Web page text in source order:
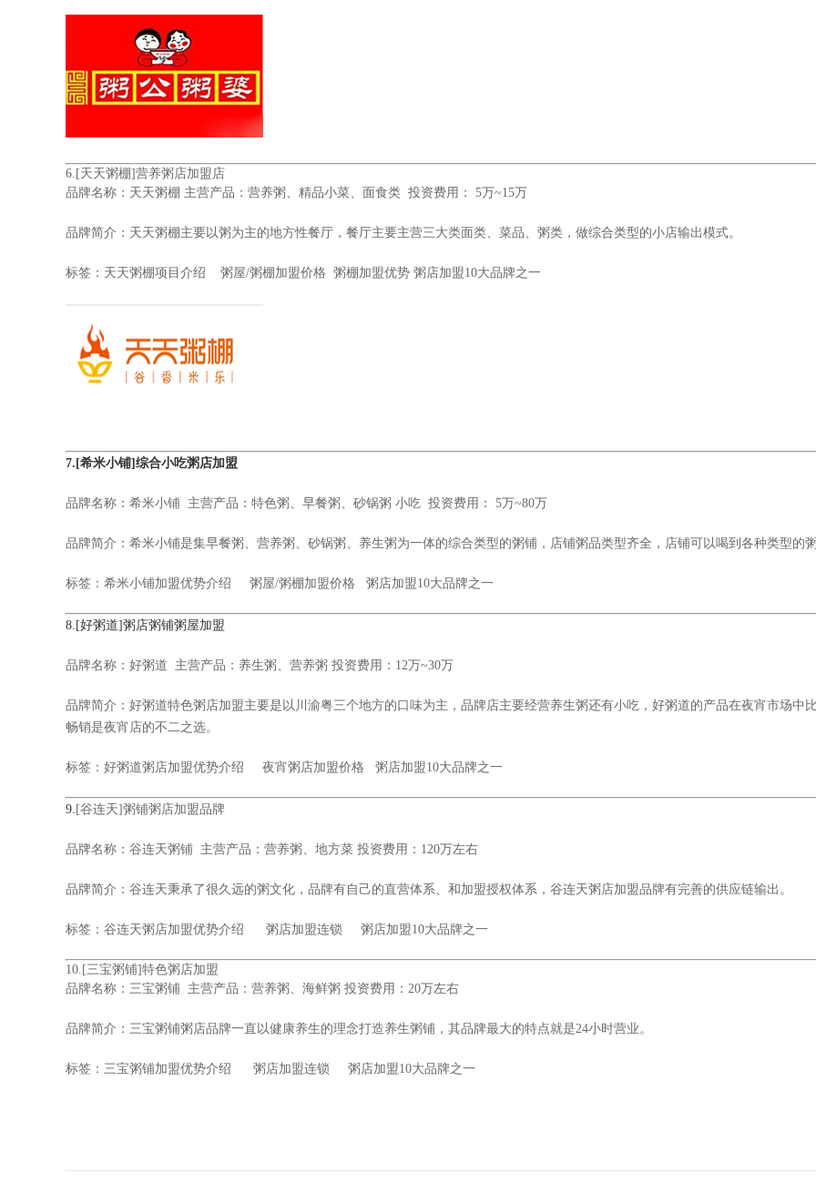
6. [天天粥棚]营养粥店加盟店
品牌名称： 天天粥棚 主营产品：营养粥、精品小菜、面食类 投资费用： 5万~15万
品牌简介：天天粥棚主要以粥为主的地方性餐厅，餐厅主要主营三大类面类、菜品、粥类，做综合类型的小店输出模式。
标签：天天粥棚项目介绍 粥屋/粥棚加盟价格 粥棚加盟优势 粥店加盟10大品牌之一
7. [希米小铺]综合小吃粥店加盟
品牌名称： 希米小铺 主营产品：特色粥、早餐粥、砂锅粥 小吃 投资费用： 5万~80万
品牌简介：希米小铺是集早餐粥、营养粥、砂锅粥、养生粥为一体的综合类型的粥铺，店铺粥品类型齐全，店铺可以喝到各种类型的
标签： 希米小铺加盟优势介绍 粥屋/粥棚加盟价格 粥店加盟10大品牌之一
8. [好粥道]粥店粥铺粥屋加盟
品牌名称： 好粥道 主营产品：养生粥、营养粥 投资费用：12万~30万
品牌简介：好粥道特色粥店加盟主要是以川渝粤三个地方的口味为主，品牌店主要经营养生粥还有小吃，好粥道的产品在夜宵市场中
畅销是夜宵店的不二之选。
标签： 好粥道粥店加盟优势介绍 夜宵粥店加盟价格 粥店加盟10大品牌之一
9. [谷连天]粥铺粥店加盟品牌
品牌名称： 谷连天粥铺 主营产品：营养粥、地方菜 投资费用：120万左右
品牌简介：谷连天秉承了很久远的粥文化，品牌有自己的直营体系、和加盟授权体系，谷连天粥店加盟品牌有完善的供应链输出。
标签： 谷连天粥店加盟优势介绍 粥店加盟连锁 粥店加盟10大品牌之一
10. [三宝粥铺]特色粥店加盟
品牌名称： 三宝粥铺 主营产品：营养粥、海鲜粥 投资费用：20万左右
品牌简介：三宝粥铺粥店品牌一直以健康养生的理念打造养生粥铺，其品牌最大的特点就是24小时营业。
标签： 三宝粥铺加盟优势介绍 粥店加盟连锁 粥店加盟10大品牌之一